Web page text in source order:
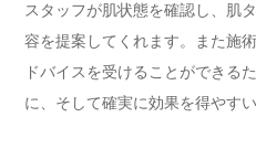
スタッフが肌状態を確認し、肌
容を提案してくれます。また施
ドバイスを受けることができる
に、そして確実に効果を得やす